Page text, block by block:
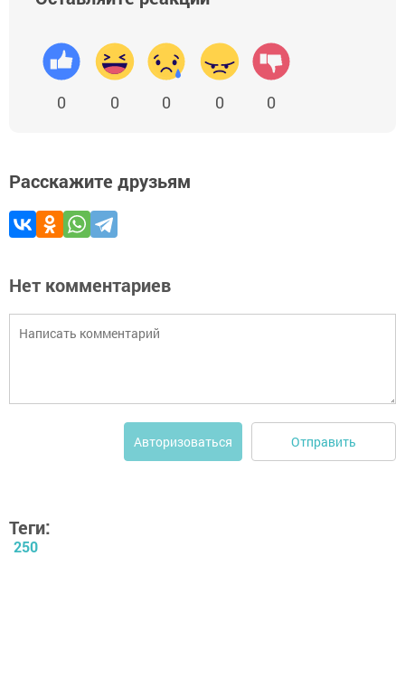
0 0 0 0 0
Расскажите друзьям
Нет комментариев
Авторизоваться Отправить
Теги:
250